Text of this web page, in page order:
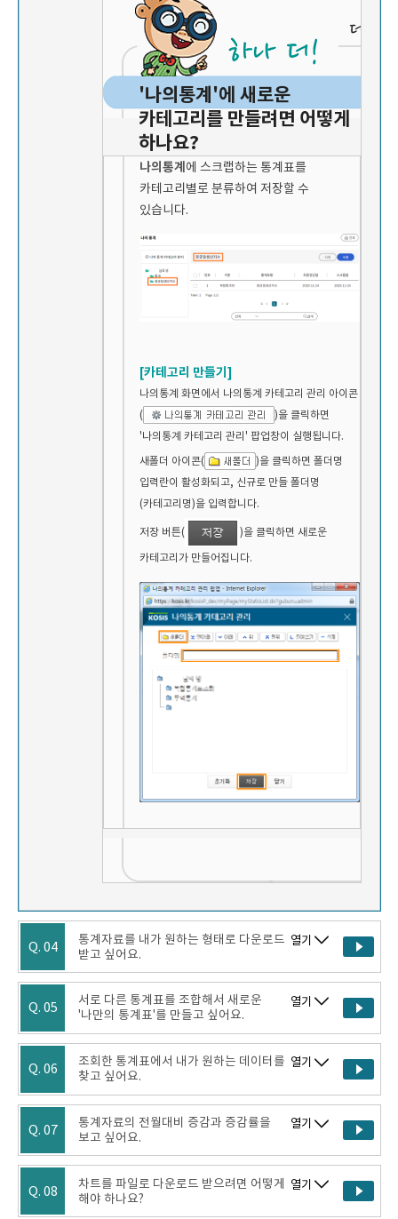
'나의통계'에 새로운
카테고리를 만들려면 어떻게
하나요?
나의통계 에 스크랩하는 통계표를
카테고리별로 분류하여 저장할 수
있습니다.
[카테고리 만들기]
나의통계 화면에서 나의통계 카테고리 관리 아이콘
(
)을 클릭하면
'나의통계 카테고리 관리' 팝업창이 실행됩니다.
새폴더 아이콘(
)을 클릭하면 폴더명
입력란이 활성화되고, 신규로 만들 폴더명
(카테고리명)을 입력합니다.
저장 버튼(
)을 클릭하면 새로운
카테고리가 만들어집니다.
Q. 04
통계자료를 내가 원하는 형태로 다운로드
받고 싶어요.
열기
Q. 05
서로 다른 통계표를 조합해서 새로운
'나만의 통계표'를 만들고 싶어요.
열기
Q. 06
조회한 통계표에서 내가 원하는 데이터를
찾고 싶어요.
열기
Q. 07
통계자료의 전월대비 증감과 증감률을
보고 싶어요.
열기
Q. 08
차트를 파일로 다운로드 받으려면 어떻게
해야 하나요?
열기